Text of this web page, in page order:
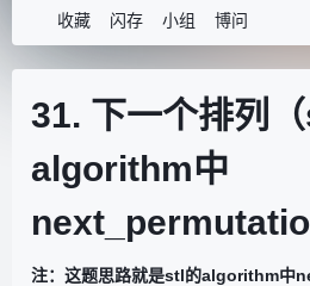
收藏 闪存 小组 博问
31. 下一个排列
algorithm中
注：这题思路就是stl的algorithm中